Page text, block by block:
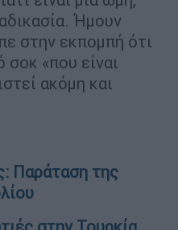
Ήμουν
στην εκπομπή ότι
σοκ «που είναι
ακόμη και
Παράταση της